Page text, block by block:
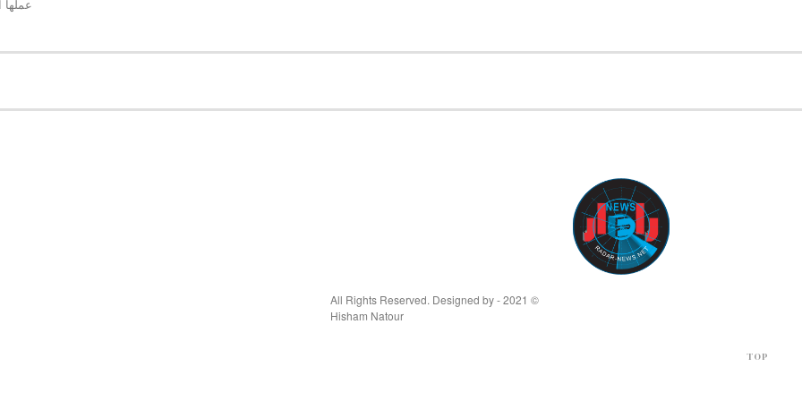
© 2021 - All Rights Reserved. Designed by
Hisham Natour
TOP